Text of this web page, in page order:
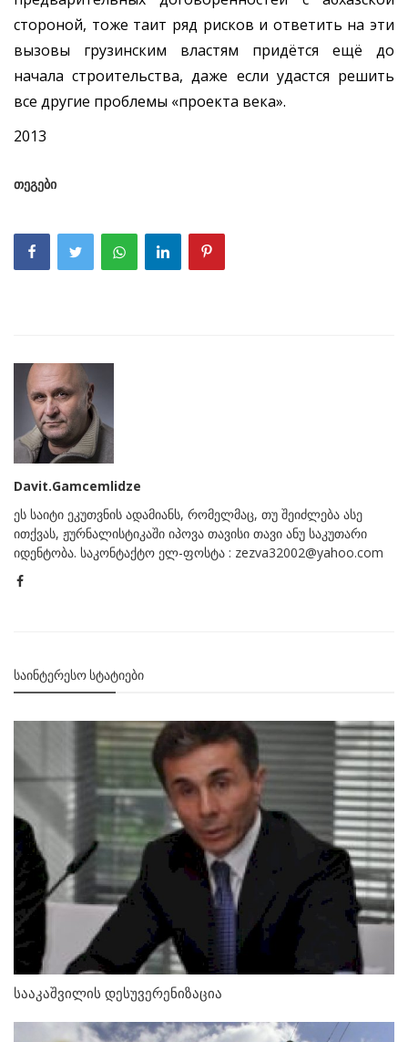
стороной, тоже таит ряд рисков и ответить на эти
вызовы грузинским властям придётся ещё до
начала строительства, даже если удастся решить
все другие проблемы «проекта века».
2013
თეგები
Davit.Gamcemlidze
ეს საიტი ეკუთვნის ადამიანს, რომელმაც, თუ შეიძლება ასე
ითქვას, ჟურნალისტიკაში იპოვა თავისი თავი ანუ საკუთარი
იდენტობა. საკონტაქტო ელ-ფოსტა : zezva32002@yahoo.com
ᲡᲐᲘᲜᲢᲔᲠᲔᲡᲝ ᲡᲢᲐᲢᲘᲔᲑᲘ
სააკაშვილის დესუვერენიზაცია